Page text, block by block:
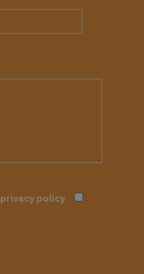
privacy policy